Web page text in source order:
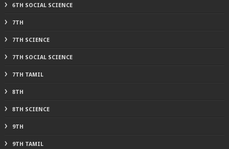
6TH SOCIAL SCIENCE
7TH
7TH SCIENCE
7TH SOCIAL SCIENCE
7TH TAMIL
8TH
8TH SCIENCE
9TH
9TH TAMIL